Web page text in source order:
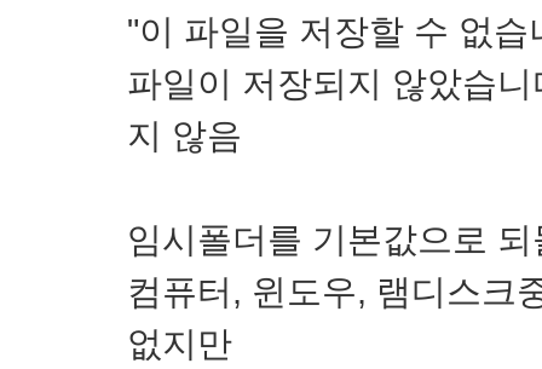
"이 파일을 저장할 수 없
파일이 저장되지 않았습
지 않음
임시폴더를 기본값으로
컴퓨터, 윈도우, 램디스크
없지만